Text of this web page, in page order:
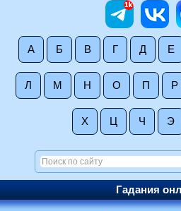
А Б В Г Д Е
Л М Н О П Р
Х Ц Ч Э
Гадания